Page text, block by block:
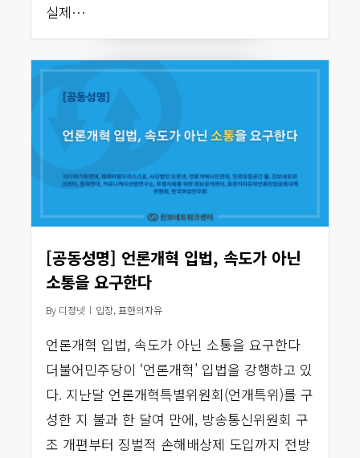
실제…
[공동성명] 언론개혁 입법, 속도가 아닌
소통을 요구한다
By 디정넷 입장, 표현의자유
언론개혁 입법, 속도가 아닌 소통을 요구한다
더불어민주당이 ‘언론개혁’ 입법을 강행하고 있
다. 지난달 언론개혁특별위원회(언개특위)를 구
성한 지 불과 한 달여 만에, 방송통신위원회 구
조 개편부터 징벌적 손해배상제 도입까지 전방